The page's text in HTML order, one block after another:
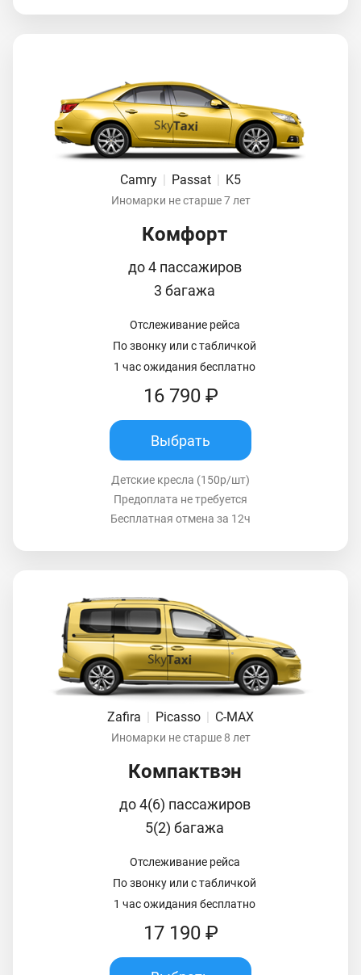
Camry Passat K5
Иномарки не старше 7 лет
Комфорт
до 4 пассажиров
3 багажа
Отслеживание рейса
По звонку или с табличкой
1 час ожидания бесплатно
16 790 ₽
Выбрать
Детские кресла (150р/шт)
Предоплата не требуется
Бесплатная отмена за 12ч
Zafira | Picasso | C-MAX
Иномарки не старше 8 лет
Компактвэн
до 4(6) пассажиров
5(2) багажа
Отслеживание рейса
По звонку или с табличкой
1 час ожидания бесплатно
17 190 ₽